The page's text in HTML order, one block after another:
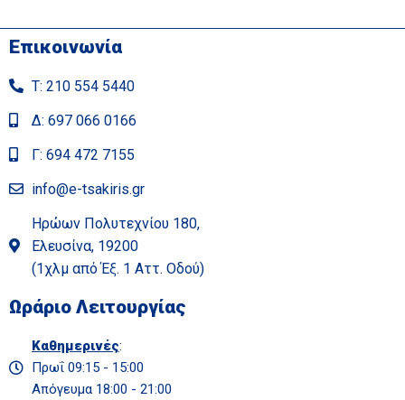
Επικοινωνία
Τ: 210 554 5440
Δ: 697 066 0166
Γ: 694 472 7155
info@e-tsakiris.gr
Ηρώων Πολυτεχνίου 180,
Ελευσίνα, 19200
(1χλμ από Έξ. 1 Αττ. Οδού)
Ωράριο Λειτουργίας
Καθημερινές:
Πρωΐ 09:15 - 15:00
Απόγευμα 18:00 - 21:00